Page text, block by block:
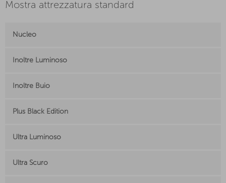
Mostra attrezzatura standard
Nucleo
Inoltre Luminoso
Inoltre Buio
Plus Black Edition
Ultra Luminoso
Ultra Scuro